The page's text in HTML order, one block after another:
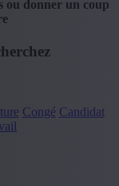
ou donner un coup
Congé Candidat